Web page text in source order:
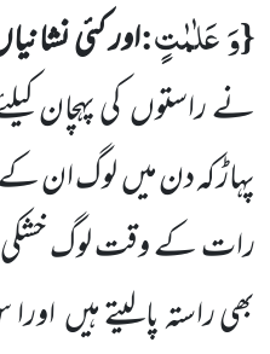
{وَ عَلٰمٰتٍ:اور کئی
نے راستوںکی پہچان
پہاڑ کہ دن میںلوگ ان کے
رات کے وقت لوگ خشکی
بھی راستہ پالیتے ہیں